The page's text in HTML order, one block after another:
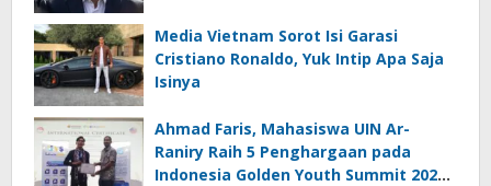
Media Vietnam Sorot Isi Garasi
Cristiano Ronaldo, Yuk Intip Apa Saja
Isinya
Ahmad Faris, Mahasiswa UIN Ar-
Raniry Raih 5 Penghargaan pada
Indonesia Golden Youth Summit 2026